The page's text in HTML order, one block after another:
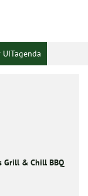
Grill & Chill BBQ